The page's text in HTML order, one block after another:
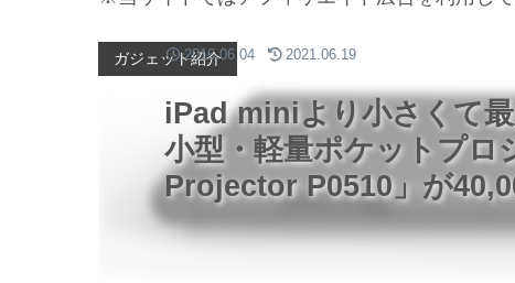
iPad miniより小さくて
小型・軽量ポケットプ
Projector P0510」が
ガジェット紹介2016.06.04 2021.06.19